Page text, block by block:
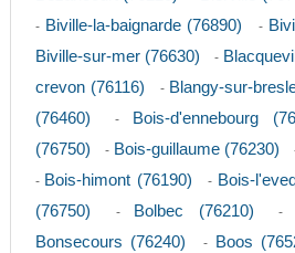
- Biville-la-baignarde (76890) -
Biville-sur-mer (76630) -
crevon (76116)
- Blangy-sur-
(76460)
- Bois-d'ennebourg
(76750)
- Bois-guillaume (76230)
- Bois-himont (76190) - Bois-
(76750)
- Bolbec (76210) -
Bonsecours (76240) - Boos